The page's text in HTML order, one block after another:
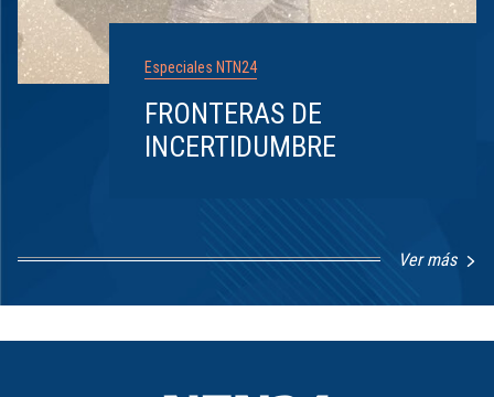
Especiales NTN24
FRONTERAS DE
INCERTIDUMBRE
Ver más
8